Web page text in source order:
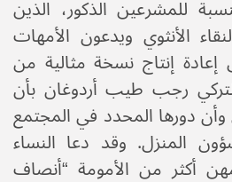
للمشرعين الذكور، الذين
الأنثوي ويدعون الأمهات
إعادة إنتاج نسخة مثالية من
رجب طيب أردوغان بأن
وأن دورها المحدد في المجتمع
المنزل. وقد دعا النساء
أكثر من الأمومة “أنصاف